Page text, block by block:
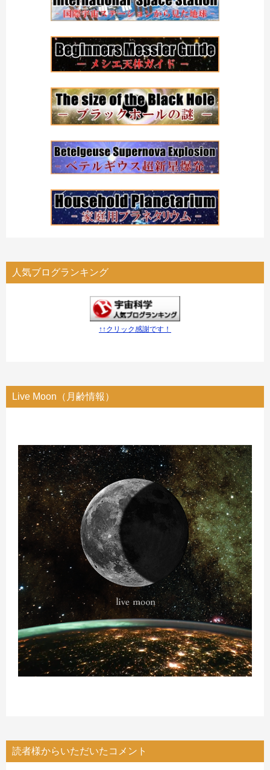
人気ブログランキング
↑↑クリック感謝です！
Live Moon（月齢情報）
読者様からいただいたコメント